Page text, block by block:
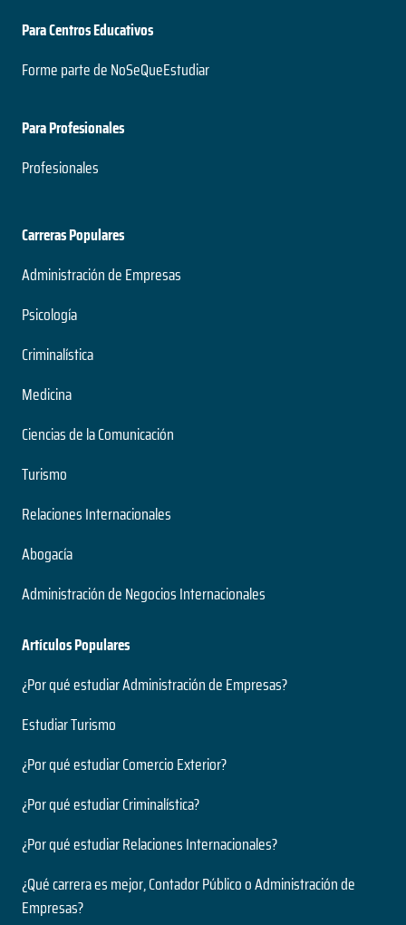
Para Centros Educativos
Forme parte de NoSeQueEstudiar
Para Profesionales
Profesionales
Carreras Populares
Administración de Empresas
Psicología
Criminalística
Medicina
Ciencias de la Comunicación
Turismo
Relaciones Internacionales
Abogacía
Administración de Negocios Internacionales
Artículos Populares
¿Por qué estudiar Administración de Empresas?
Estudiar Turismo
¿Por qué estudiar Comercio Exterior?
¿Por qué estudiar Criminalística?
¿Por qué estudiar Relaciones Internacionales?
¿Qué carrera es mejor, Contador Público o Administración de
Empresas?